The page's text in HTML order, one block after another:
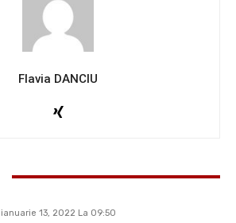
Flavia DANCIU
ianuarie 13, 2022 La 09:50